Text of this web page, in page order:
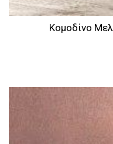
Κομοδίνο